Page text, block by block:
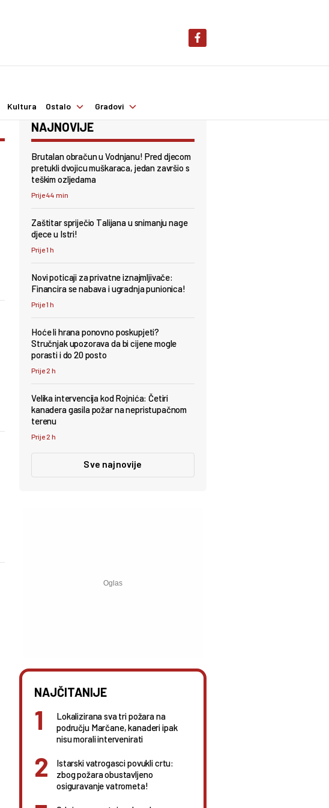
Kultura Ostalo Gradovi
NAJNOVIJE
Brutalan obračun u Vodnjanu! Pred djecom
pretukli dvojicu muškaraca, jedan završio s
teškim ozljedama
Prije 44 min
Zaštitar spriječio Talijana u snimanju nage
djece u Istri!
Prije 1 h
Novi poticaji za privatne iznajmljivače:
Financira se nabava i ugradnja punionica!
Prije 1 h
Hoće li hrana ponovno poskupjeti?
Stručnjak upozorava da bi cijene mogle
porasti i do 20 posto
Prije 2 h
Velika intervencija kod Rojnića: Četiri
kanadera gasila požar na nepristupačnom
terenu
Prije 2 h
Sve najnovije
NAJČITANIJE
Lokalizirana sva tri požara na
području Marčane, kanaderi ipak
nisu morali intervenirati
Istarski vatrogasci povukli crtu:
zbog požara obustavljeno
osiguravanje vatrometa!